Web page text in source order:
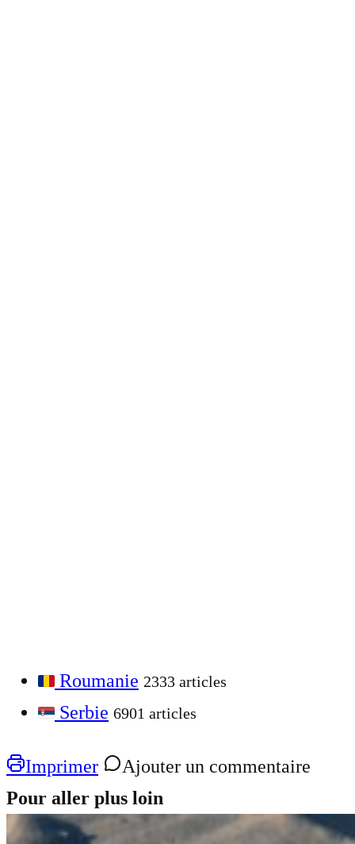
Roumanie 2333 articles
Serbie 6901 articles
Imprimer
Ajouter un commentaire
Pour aller plus loin